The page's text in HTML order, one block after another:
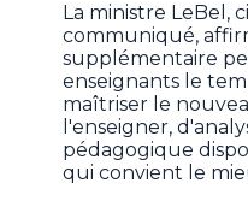
La ministre LeBel,
communiqué,
supplémentaire
enseignants le
maîtriser le
l'enseigner,
pédagogique
qui convient le